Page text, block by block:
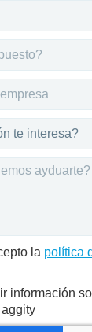
la política
información